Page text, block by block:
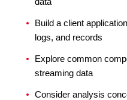
Build a client
logs, and records
Explore common
streaming data
Consider analysis